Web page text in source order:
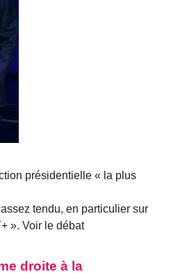
présidentielle « la plus
tendu, en particulier sur
». Voir le débat
droite à la